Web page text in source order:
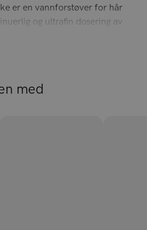
er en vannforstøver for hår
og ultrafin dosering av
påføring for maksimal
med